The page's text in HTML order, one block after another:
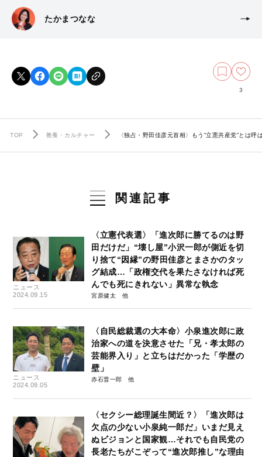
たかまつなな
3
TOP 教養・カルチャー 〈独占・野田佳彦元首相〉もう“立憲共産党”とは
関連記事
ニュース
2024.09.15
〈立憲代表選〉「進次郎に勝てるのは野
田だけだ」“壊し屋”小沢一郎が側近を切
り捨て“因縁”の野田佳彦とまさかのタッ
グ結成…「政権交代を果たさなければ死
んでも死にきれない」異常な執念
宮原健太
ニュース
2024.09.05
〈自民総裁選の大本命〉小泉進次郎に政
治家への道を決意させた「兄・孝太郎の
芸能界入り」と立ちはだかった「学歴の
壁」
赤石晋一郎
〈セクシー総理誕生間近？〉「進次郎は
欠点の少ない小泉純一郎だ」いまだ見え
ぬビジョンと国家観…それでも自民党の
長老たちがこぞって“進次郎推し”な理由